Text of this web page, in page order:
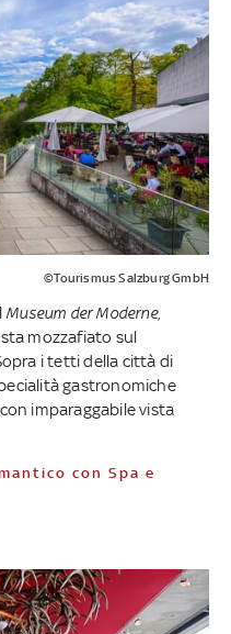
©Tourismus Salzburg GmbH
Museum der Moderne,
mozzafiato sul
i tetti della città di
gastronomiche
imparaggabile vista